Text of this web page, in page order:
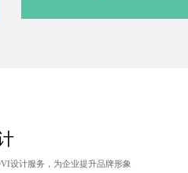
设计服务，为企业提升品牌形象